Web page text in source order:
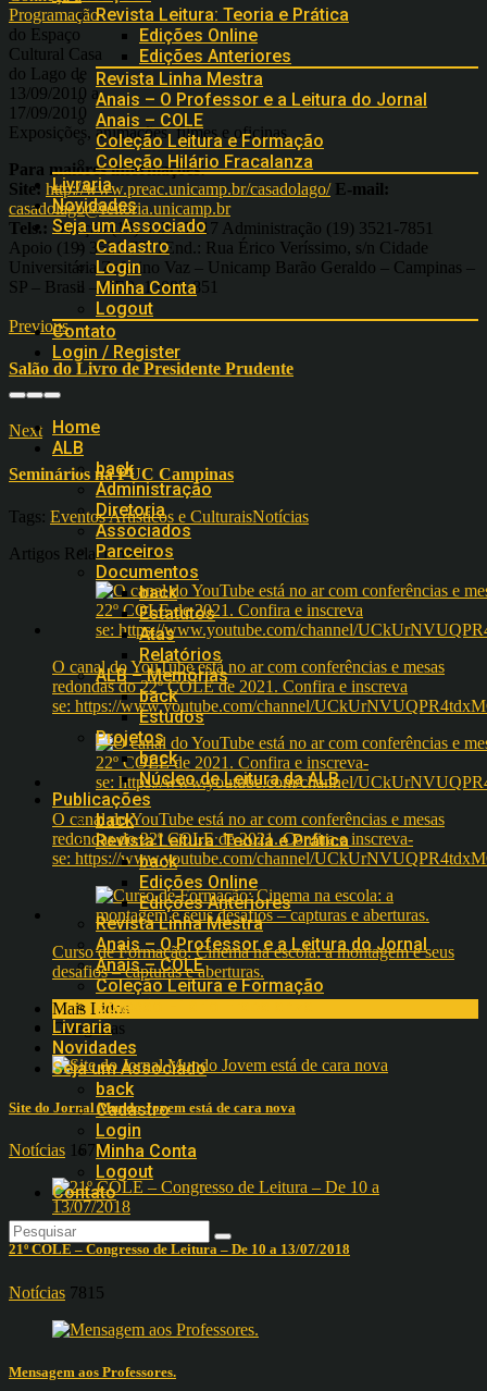
Revista Leitura: Teoria e Prática
Edições Online
Edições Anteriores
Revista Linha Mestra
Anais – O Professor e a Leitura do Jornal
Anais – COLE
Coleção Leitura e Formação
Coleção Hilário Fracalanza
Livraria
Novidades
Seja um Associado
Cadastro
Login
Minha Conta
Logout
Contato
Login / Register
Home
ALB
back
Administração
Diretoria
Associados
Parceiros
Documentos
back
Estatutos
Atas
Relatórios
ALB – Memórias
back
Estudos
Projetos
back
Núcleo de Leitura da ALB
Publicações
back
Revista Leitura: Teoria e Prática
back
Edições Online
Edições Anteriores
Revista Linha Mestra
Anais – O Professor e a Leitura do Jornal
Anais – COLE
Coleção Leitura e Formação
Coleção Hilário Fracalanza
Livraria
Novidades
Seja um Associado
back
Cadastro
Login
Minha Conta
Logout
Contato
Programação
do Espaço
Cultural Casa
do Lago de
13/09/2010 a
17/09/2010
Exposições, animações, filmes e oficinas
Para maiores informações:
Site: http://www.preac.unicamp.br/casadolago/ E-mail:
casadolago@reitoria.unicamp.br
Tels.: Direção (19) 3521-7017 Administração (19) 3521-7851
Apoio (19) 3521-7701End.: Rua Érico Veríssimo, s/n Cidade
Universitária Zeferino Vaz – Unicamp Barão Geraldo – Campinas –
SP – Brasil – CEP: 13083-851
Previous
Salão do Livro de Presidente Prudente
Next
Seminários na PUC Campinas
Tags: Eventos Artísticos e CulturaisNotícias
Artigos Relacionados
O canal do YouTube está no ar com conferências e mesas
redondas do 22º COLE de 2021. Confira e inscreva
se: https://www.youtube.com/channel/
O canal do YouTube está no ar com conferências e mesas
redondas do 22º COLE de 2021. Confira e inscreva-
se: https://www.youtube.com/channel/
Curso de Formação: Cinema na escola: a montagem e seus
desafios – capturas e aberturas.
Mais Lidos
Categorias
Site do Jornal Mundo Jovem está de cara nova
Notícias 16795
21º COLE – Congresso de Leitura – De 10 a 13/07/2018
Notícias 7815
Mensagem aos Professores.